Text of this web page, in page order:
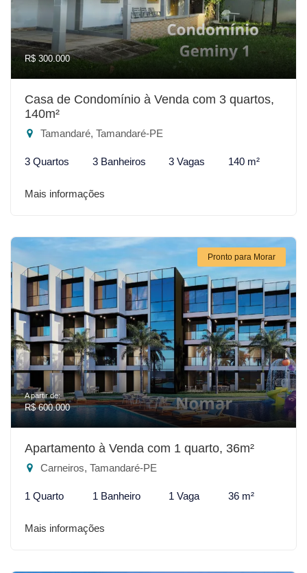
R$ 300.000
Casa de Condomínio à Venda com 3 quartos,
140m²
Tamandaré, Tamandaré-PE
3 Quartos 3 Banheiros 3 Vagas 140 m²
Mais informações
Pronto para Morar
A partir de:
R$ 600.000
Apartamento à Venda com 1 quarto, 36m²
Carneiros, Tamandaré-PE
1 Quarto 1 Banheiro 1 Vaga 36 m²
Mais informações